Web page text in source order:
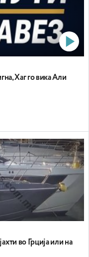
Хаг го вика Али
во Грција или на